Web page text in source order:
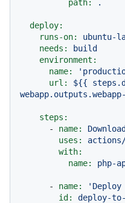
path:
.
deploy:
runs-on:
ubuntu-
needs:
build
environment:
name:
url:
${{
steps:
-
name:
uses:
with:
name:
php-
- name:
'Deploy
id:
deploy-to-